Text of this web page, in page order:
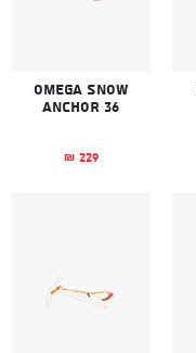
Omega Snow
Anchor 36
₪ 229